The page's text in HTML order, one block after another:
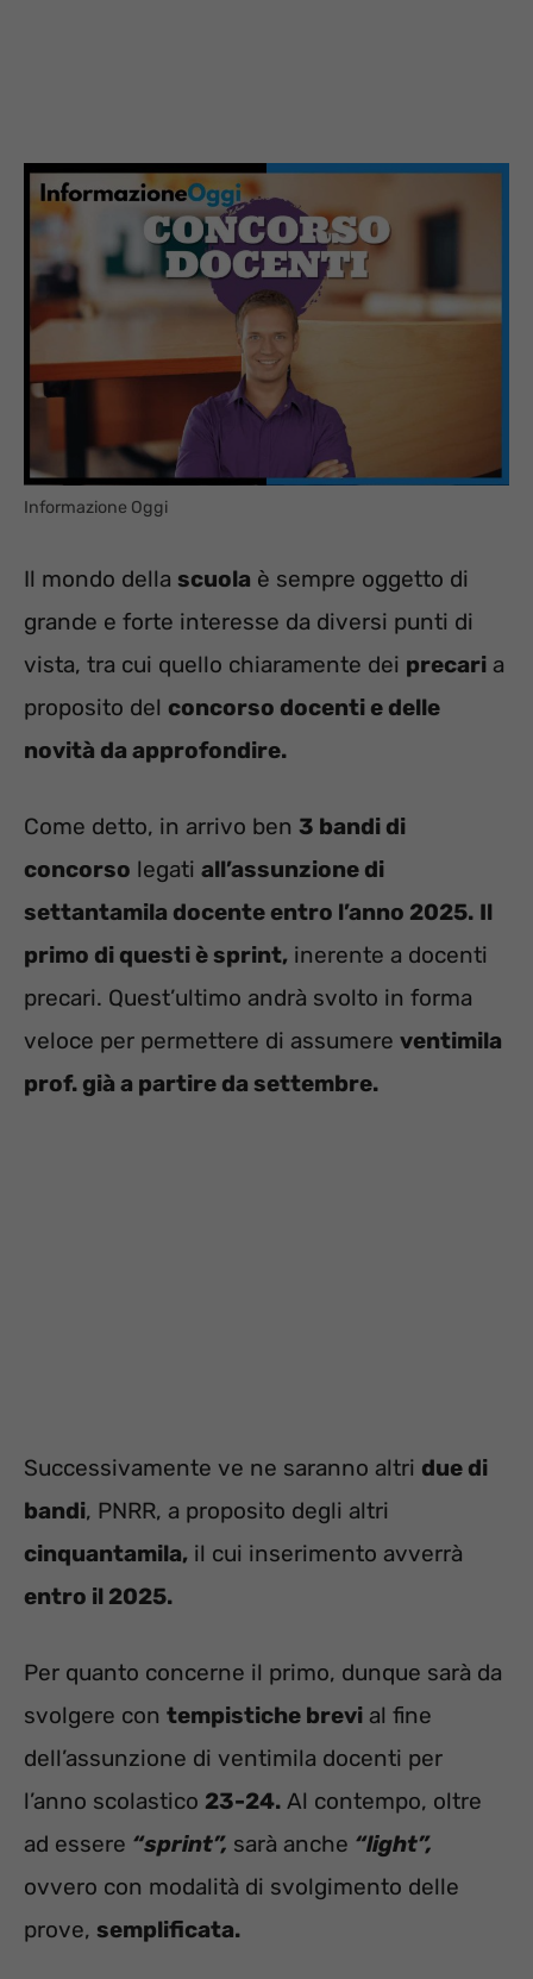
Informazione Oggi
Il mondo della scuola è sempre oggetto di
grande e forte interesse da diversi punti di
vista, tra cui quello chiaramente dei precari a
proposito del concorso docenti e delle
novità da approfondire.
Come detto, in arrivo ben 3 bandi di
concorso legati all’assunzione di
settantamila docente entro l’anno 2025. Il
primo di questi è sprint, inerente a docenti
precari. Quest’ultimo andrà svolto in forma
veloce per permettere di assumere ventimila
prof. già a partire da settembre.
Successivamente ve ne saranno altri due di
bandi, PNRR, a proposito degli altri
cinquantamila, il cui inserimento avverrà
entro il 2025.
Per quanto concerne il primo, dunque sarà da
svolgere con tempistiche brevi al fine
dell’assunzione di ventimila docenti per
l’anno scolastico 23-24. Al contempo, oltre
ad essere “sprint”, sarà anche “light”,
ovvero con modalità di svolgimento delle
prove, semplificata.